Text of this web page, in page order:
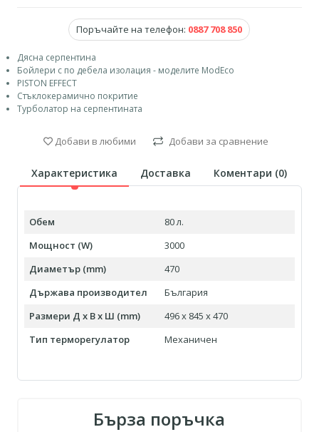
Поръчайте на телефон: 0887 708 850
Дясна серпентина
Бойлери с по дебела изолация - моделите ModEco
PISTON EFFECT
Стъклокерамично покритие
Турболатор на серпентината
Добави в любими Добави за сравнение
Бърза поръчка
Характеристика Доставка Коментари (0)
Обем
80 л.
Мощност (W)
3000
Диаметър (mm)
470
Държава производител
България
Размери Д х В х Ш (mm)
496 x 845 x 470
Тип терморегулатор
Механичен